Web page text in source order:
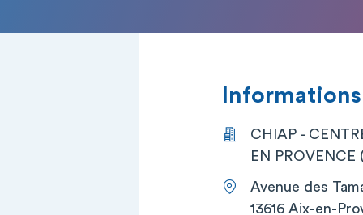
CHIAP -
EN
Avenue des
13616 Aix-en-